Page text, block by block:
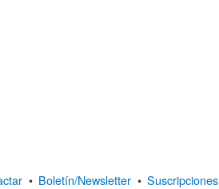
• Boletín/Newsletter • Suscripciones